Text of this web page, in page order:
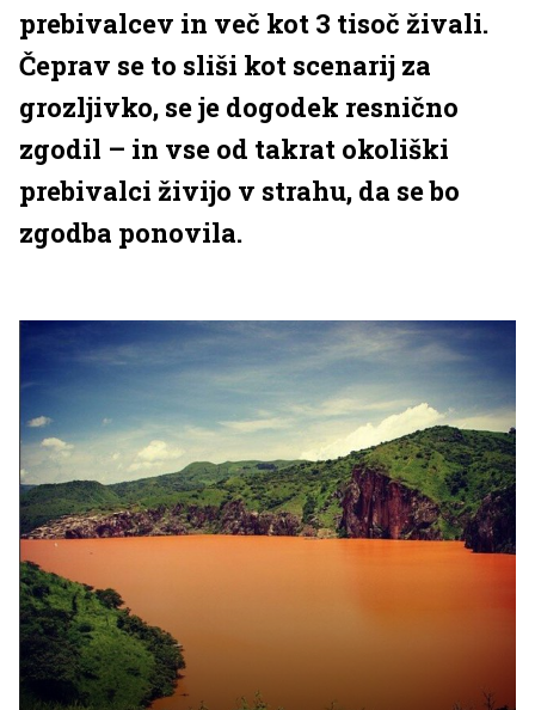
prebivalcev in več kot 3 tisoč živali.
Čeprav se to sliši kot scenarij za
grozljivko, se je dogodek resnično
zgodil – in vse od takrat okoliški
prebivalci živijo v strahu, da se bo
zgodba ponovila.